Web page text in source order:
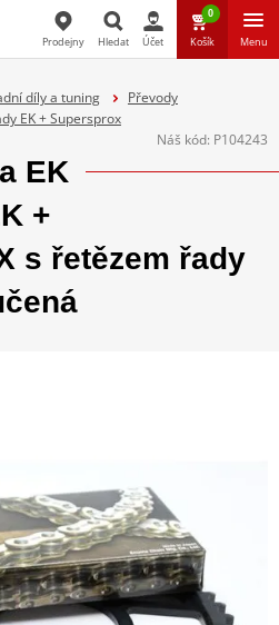
Prodejny Hledat Účet
0
Košík Menu
díly a tuning
Převody
EK + Supersprox
Náš kód: P104243
EK
+
s řetězem řady